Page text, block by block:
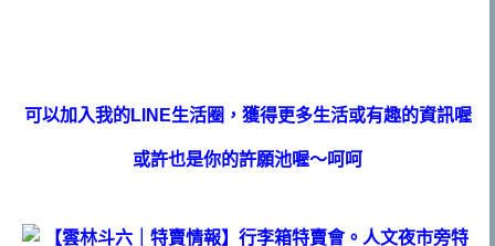
可以加入我的LINE生活圈，獲得更多生活或有趣的資訊喔
或許也是你的許願池喔～呵呵